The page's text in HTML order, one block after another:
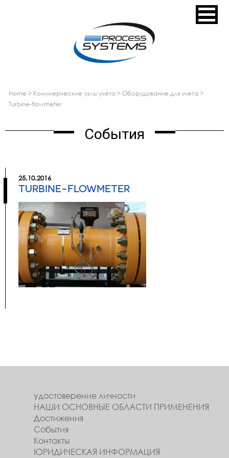
home > коммерческие узлы учета> оборудование для учета>
turbine-flowmeter
События
25.10.2016
TURBINE-FLOWMETER
удостоверение личности
НАШИ ОСНОВНЫЕ ОБЛАСТИ ПРИМЕНЕНИЯ
Достижения
События
Контакты
ЮРИДИЧЕСКАЯ ИНФОРМАЦИЯ